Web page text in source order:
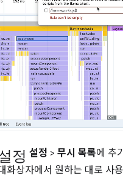
정 설정 > 무시 목록에 추
화상자에서 원하는 대로 사